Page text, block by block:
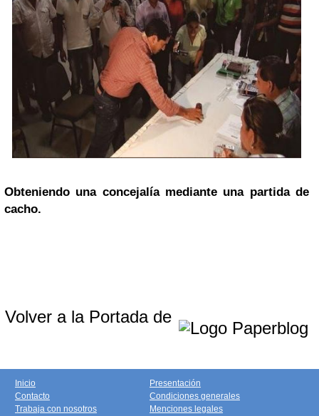
Obteniendo una concejalía mediante una partida de
cacho.
Volver a la Portada de
Inicio
Contacto
Trabaja con nosotros
Presentación
Condiciones generales
Menciones legales